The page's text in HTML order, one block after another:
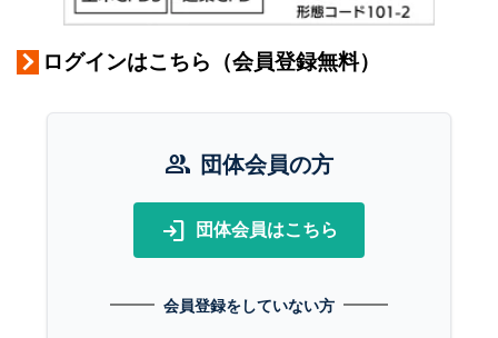
ログインはこちら（会員登録無料）
group 団体会員の方
login 団体会員はこちら
会員登録をしていない方